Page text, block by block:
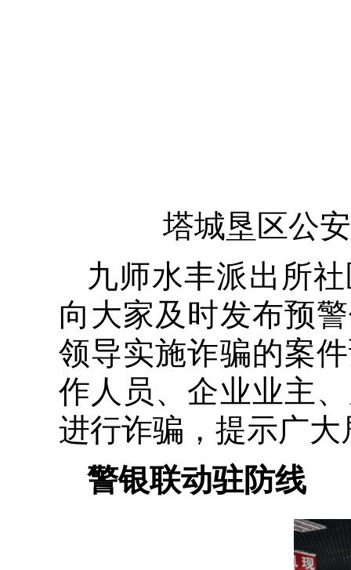
塔城垦区公
九师水丰派出所
向大家及时发布预
领导实施诈骗的案
作人员、企业业主
进行诈骗，提示广
警银联动驻防线